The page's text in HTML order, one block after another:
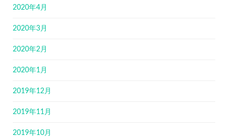
2020年4月
2020年3月
2020年2月
2020年1月
2019年12月
2019年11月
2019年10月